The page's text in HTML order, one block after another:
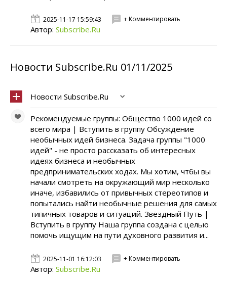
2025-11-17 15:59:43 + Комментировать
Автор: Subscribe.Ru
Новости Subscribe.Ru 01/11/2025
Новости Subscribe.Ru
Рекомендуемые группы: Общество 1000 идей со
всего мира | Вступить в группу Обсуждение
необычных идей бизнеса. Задача группы "1000
идей" - не просто рассказать об интересных
идеях бизнеса и необычных
предпринимательских ходах. Мы хотим, чтбы вы
начали смотреть на окружающий мир несколько
иначе, избавились от привычных стереотипов и
попытались найти необычные решения для самых
типичных товаров и ситуаций. Звёздный Путь |
Вступить в группу Наша группа создана с целью
помочь ищущим на пути духовного развития и...
2025-11-01 16:12:03 + Комментировать
Автор: Subscribe.Ru